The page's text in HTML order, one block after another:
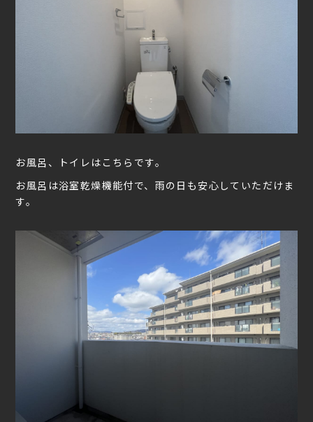
お風呂、トイレはこちらです。
お風呂は浴室乾燥機能付で、雨の日も安心していただけま
す。